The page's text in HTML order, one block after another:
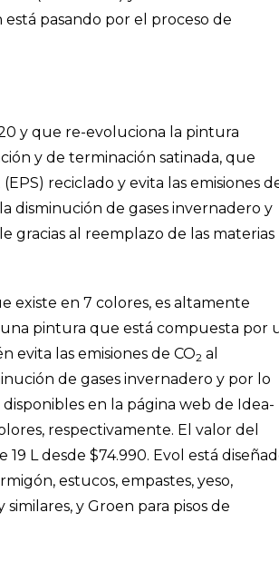
pasando por el proceso de
y que re-evoluciona la pintura
y de terminación satinada, que
reciclado y evita las emisiones
disminución de gases invernadero y
gracias al reemplazo de las materias
existe en 7 colores, es altamente
pintura que está compuesta por
evita las emisiones de CO2 al
de gases invernadero y por lo
disponibles en la página web de Idea-
respectivamente. El valor del
L desde $74.990. Evol está
estucos, empastes, yeso,
y Groen para pisos de